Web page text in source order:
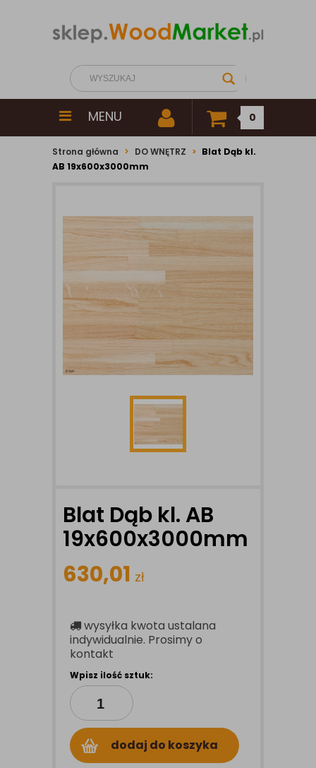
MENU 0
Strona główna DO WNĘTRZ
Blat Dąb kl.
AB 19x600x3000mm
Blat Dąb kl. AB
19x600x3000mm
630,01 zł
wysyłka kwota ustalana
indywidualnie. Prosimy o
kontakt
Wpisz ilość sztuk:
dodaj do koszyka